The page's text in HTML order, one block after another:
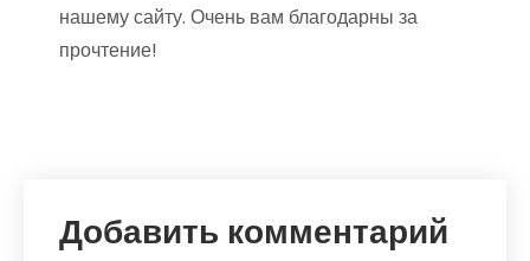
нашему сайту. Очень вам благодарны за
прочтение!
Добавить комментарий